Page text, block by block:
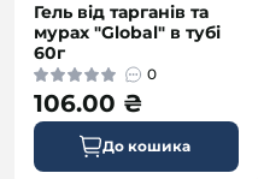
Гель від тарганів та
мурах "Global" в тубі
60г
0
106.00 ₴
До кошика